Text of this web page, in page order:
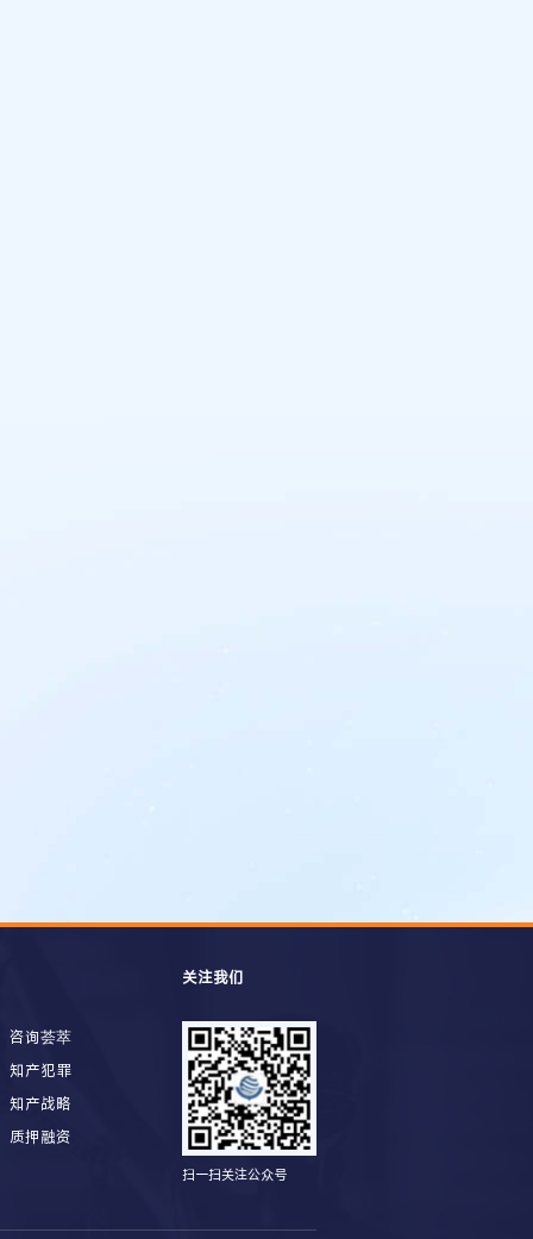
咨询荟萃
知产犯罪
知产战略
质押融资
关注我们
扫一扫关注公众号